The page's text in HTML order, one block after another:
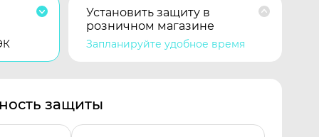
Установить защиту в
розничном магазине
Запланируйте удобное время
защиты